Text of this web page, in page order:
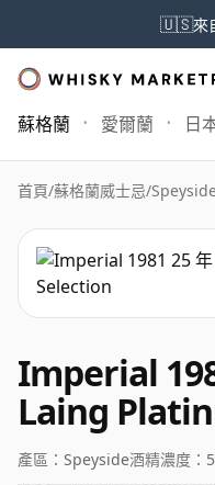
🇺🇸來
蘇格蘭 愛爾蘭 日
首頁/蘇格蘭威士忌/
Imperial
Laing
產區： Speyside酒精濃度：